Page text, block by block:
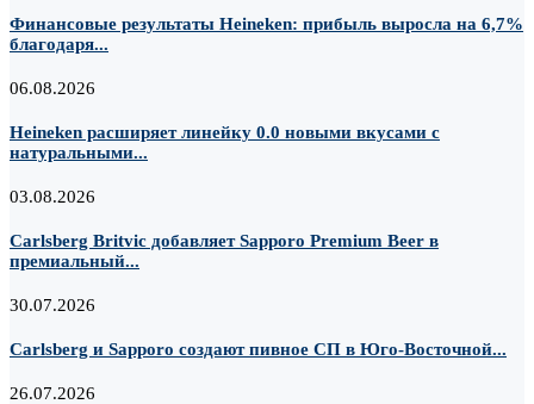
Финансовые результаты Heineken: прибыль выросла на 6,7%
благодаря...
06.08.2026
Heineken расширяет линейку 0.0 новыми вкусами с
натуральными...
03.08.2026
Carlsberg Britvic добавляет Sapporo Premium Beer в
премиальный...
30.07.2026
Carlsberg и Sapporo создают пивное СП в Юго-Восточной...
26.07.2026